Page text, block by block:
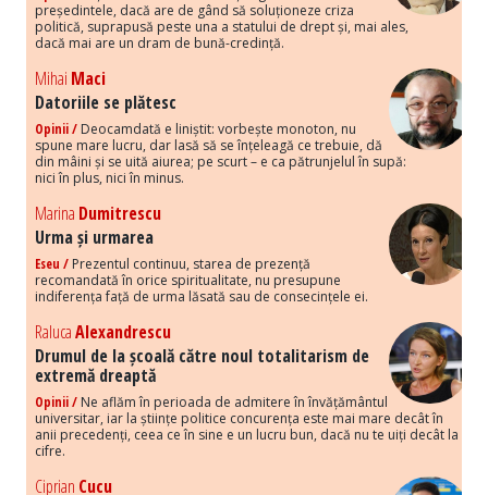
președintele, dacă are de gând să soluționeze criza
politică, suprapusă peste una a statului de drept și, mai ales,
dacă mai are un dram de bună-credință.
Mihai Maci
Datoriile se plătesc
Opinii / Deocamdată e liniștit: vorbește monoton, nu
spune mare lucru, dar lasă să se înțeleagă ce trebuie, dă
din mâini și se uită aiurea; pe scurt – e ca pătrunjelul în supă:
nici în plus, nici în minus.
Marina Dumitrescu
Urma și urmarea
Eseu / Prezentul continuu, starea de prezență
recomandată în orice spiritualitate, nu presupune
indiferența față de urma lăsată sau de consecințele ei.
RalucaAlexandrescu
Drumul de la școală către noul totalitarism de
extremă dreaptă
Opinii / Ne aflăm în perioada de admitere în învățământul
universitar, iar la științe politice concurența este mai mare decât în
anii precedenți, ceea ce în sine e un lucru bun, dacă nu te uiți decât la
cifre.
Ciprian Cucu